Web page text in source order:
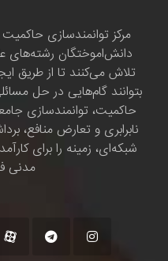
مرکز توانمندسازی
دانش‌اموختگان رشته‌های
تلاش می‌کنند تا از طریق
بتوانند گام‌هایی در حل
حاکمیت، توانمندسازی
نابرابری و تعارض منافع،
شبکه‌ای، زمینه را برای
مدنی